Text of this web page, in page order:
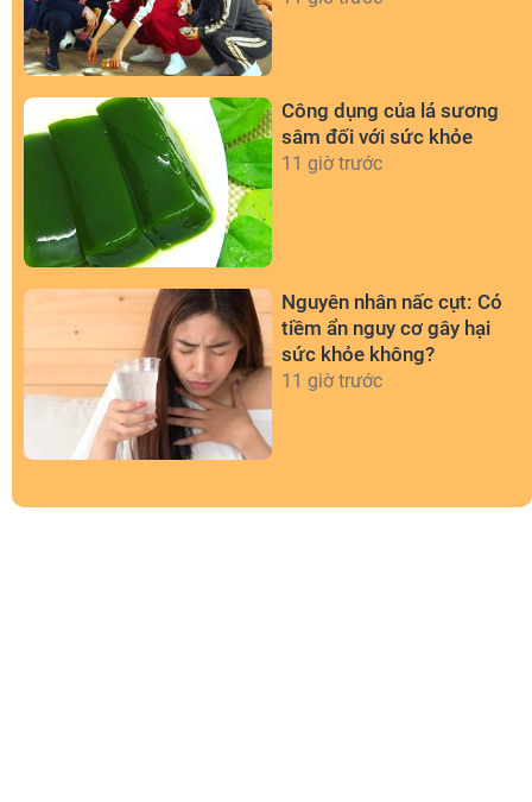
Công dụng của lá sương
sâm đối với sức khỏe
11 giờ trước
Nguyên nhân nấc cụt: Có
tiềm ẩn nguy cơ gây hại
sức khỏe không?
11 giờ trước